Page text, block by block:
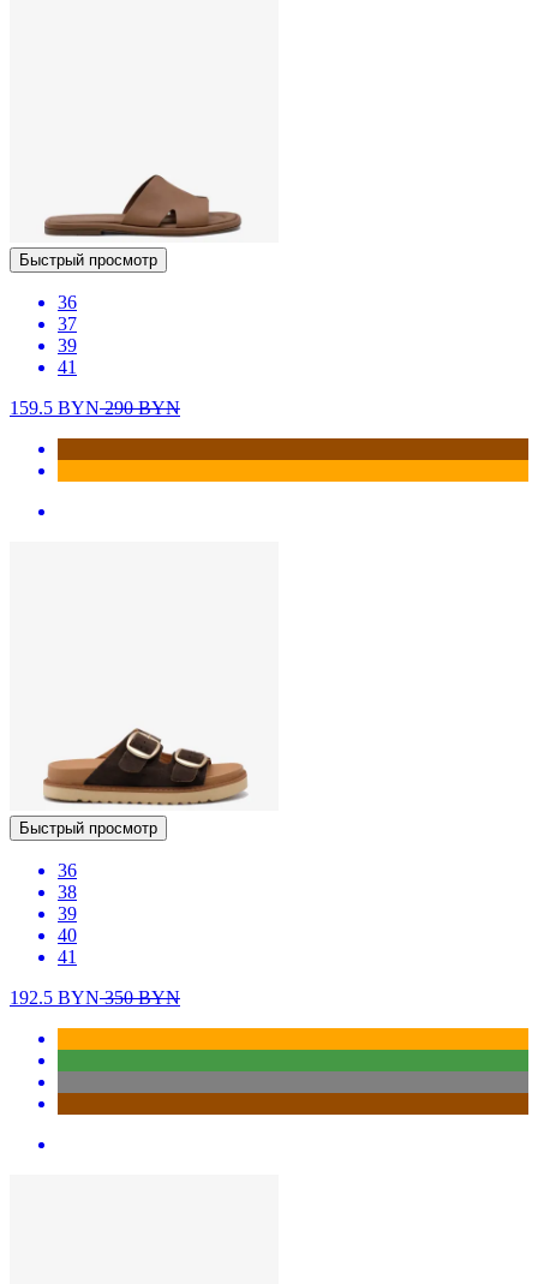
Быстрый просмотр
36
37
39
41
159.5 BYN290BYN
Быстрый просмотр
36
38
39
40
41
192.5 BYN350BYN